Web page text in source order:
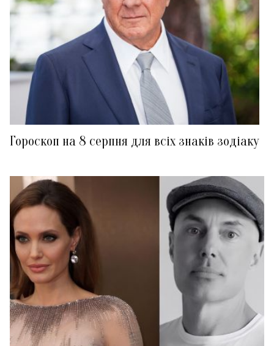
Гороскоп на 8 серпня для всіх знаків зодіаку